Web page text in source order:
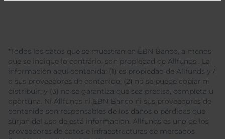
*Todos los datos que se muestran en EBN Banco, a menos
que se indique lo contrario, son propiedad de Allfunds . La
información aquí contenida: (1) es propiedad de Allfunds y /
o sus proveedores de contenido; (2) no se puede copiar ni
distribuir; y (3) no se garantiza que sea precisa, completa u
oportuna. Ni Allfunds ni EBN Banco ni sus proveedores de
contenido son responsables de los daños o pérdidas que
surjan del uso de esta información. Allfunds es uno de los
proveedores de datos e infraestructuras de mercados